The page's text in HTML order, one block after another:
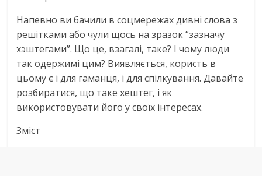
Напевно ви бачили в соцмережах дивні слова з
решітками або чули щось на зразок “зазначу
хэштегами”. Що це, взагалі, таке? І чому люди
так одержимі цим? Виявляється, користь в
цьому є і для гаманця, і для спілкування. Давайте
розбиратися, що таке хештег, і як
використовувати його у своїх інтересах.
Зміст